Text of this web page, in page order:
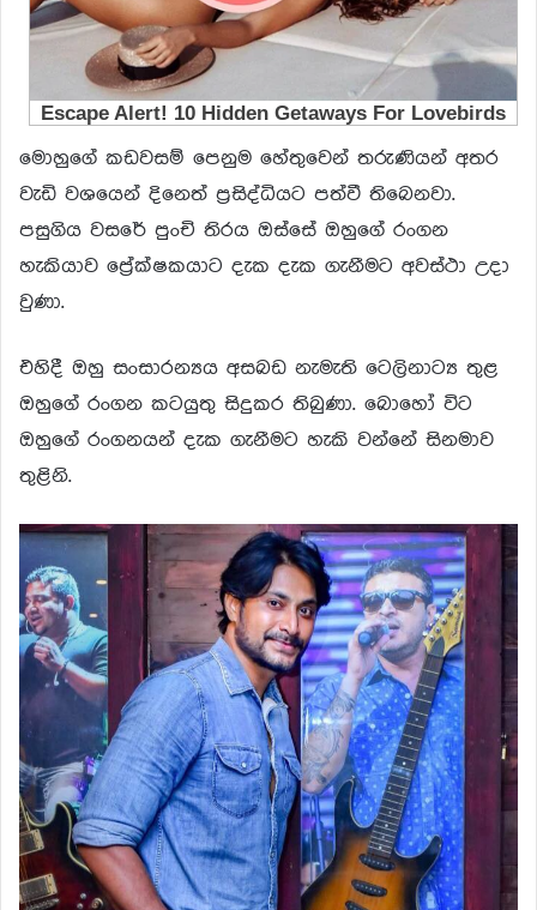
මොහුගේ කඩවසම් පෙනුම හේතුවෙන් තරුණියන් අතර
වැඩි වශයෙන් දිනෙත් ප්‍රසිද්ධියට පත්වී තිබෙනවා.
පසුගිය වසරේ පුංචි තිරය ඔස්සේ ඔහුගේ රංගන
හැකියාව ප්‍රේක්ෂකයාට දැක දැක ගැනීමට අවස්ථා උදා
වුණා.
එහිදී ඔහු සංසාරන්‍යය අසබඩ නැමැති ටෙලිනාට්‍ය තුළ
ඔහුගේ රංගන කටයුතු සිදුකර තිබුණා. බොහෝ විට
ඔහුගේ රංගනයන් දැක ගැනීමට හැකි වන්නේ සිනමාව
තුළිනි.